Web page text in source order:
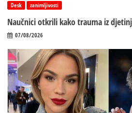
Desk zanimljivosti
Naučnici otkrili kako trauma iz
07/08/2026